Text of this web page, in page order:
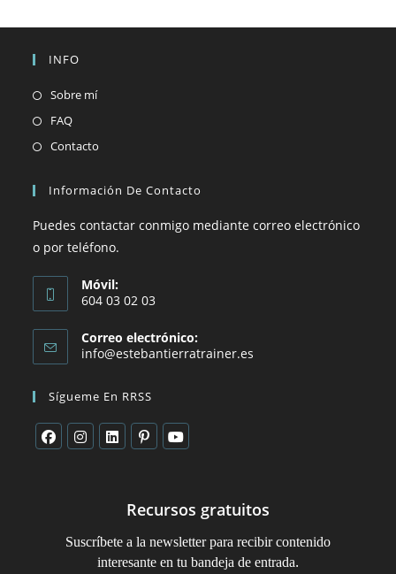
INFO
Sobre mí
FAQ
Contacto
Información De Contacto
Puedes contactar conmigo mediante correo electrónico
o por teléfono.
Móvil:
604 03 02 03
Correo electrónico:
info@estebantierratrainer.es
Sígueme En RRSS
Recursos gratuitos
Suscríbete a la newsletter para recibir contenido
interesante en tu bandeja de entrada.